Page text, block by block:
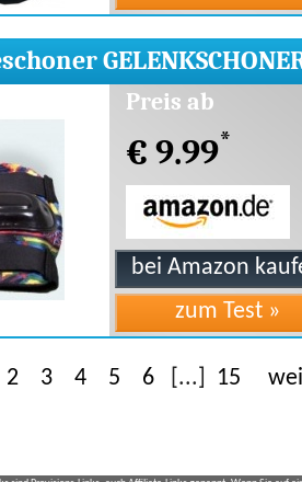
Preis ab
€ 9.99*
2 3 4 5 6 [...] 15